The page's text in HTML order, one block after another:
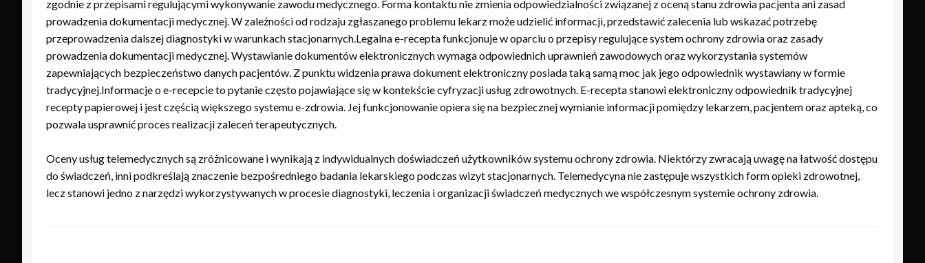
zgodnie z przepisami regulującymi wykonywanie zawodu medycznego. Forma kontaktu nie zmienia odpowiedzialności związanej z oceną stanu zdrowia pacjenta ani zasad
prowadzenia dokumentacji medycznej. W zależności od rodzaju zgłaszanego problemu lekarz może udzielić informacji, przedstawić zalecenia lub wskazać potrzebę
przeprowadzenia dalszej diagnostyki w warunkach stacjonarnych.Legalna e-recepta funkcjonuje w oparciu o przepisy regulujące system ochrony zdrowia oraz zasady
prowadzenia dokumentacji medycznej. Wystawianie dokumentów elektronicznych wymaga odpowiednich uprawnień zawodowych oraz wykorzystania systemów
zapewniających bezpieczeństwo danych pacjentów. Z punktu widzenia prawa dokument elektroniczny posiada taką samą moc jak jego odpowiednik wystawiany w formie
tradycyjnej.Informacje o e-recepcie to pytanie często pojawiające się w kontekście cyfryzacji usług zdrowotnych. E-recepta stanowi elektroniczny odpowiednik tradycyjnej
recepty papierowej i jest częścią większego systemu e-zdrowia. Jej funkcjonowanie opiera się na bezpiecznej wymianie informacji pomiędzy lekarzem, pacjentem oraz apteką, co
pozwala usprawnić proces realizacji zaleceń terapeutycznych.
Oceny usług telemedycznych są zróżnicowane i wynikają z indywidualnych doświadczeń użytkowników systemu ochrony zdrowia. Niektórzy zwracają uwagę na łatwość dostępu
do świadczeń, inni podkreślają znaczenie bezpośredniego badania lekarskiego podczas wizyt stacjonarnych. Telemedycyna nie zastępuje wszystkich form opieki zdrowotnej,
lecz stanowi jedno z narzędzi wykorzystywanych w procesie diagnostyki, leczenia i organizacji świadczeń medycznych we współczesnym systemie ochrony zdrowia.